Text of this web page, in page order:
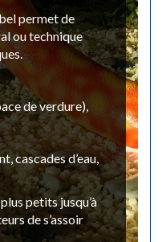
permet de
ou technique
de verdure),
cascades d’eau,
petits jusqu’à
de s’assoir